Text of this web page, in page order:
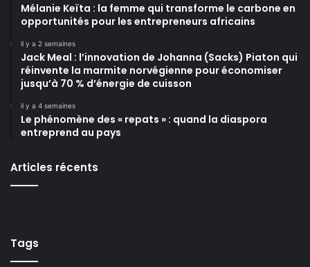
Mélanie Keïta : la femme qui transforme le carbone en
opportunités pour les entrepreneurs africains
il y a 2 semaines
Jack Meal : l’innovation de Johanna (Sacks) Piaton qui
réinvente la marmite norvégienne pour économiser
jusqu’à 70 % d’énergie de cuisson
il y a 4 semaines
Le phénomène des « repats » : quand la diaspora
entreprend au pays
Articles récents
Tags